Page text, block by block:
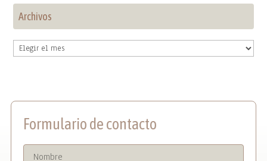
Archivos
Archivos
Formulario de contacto